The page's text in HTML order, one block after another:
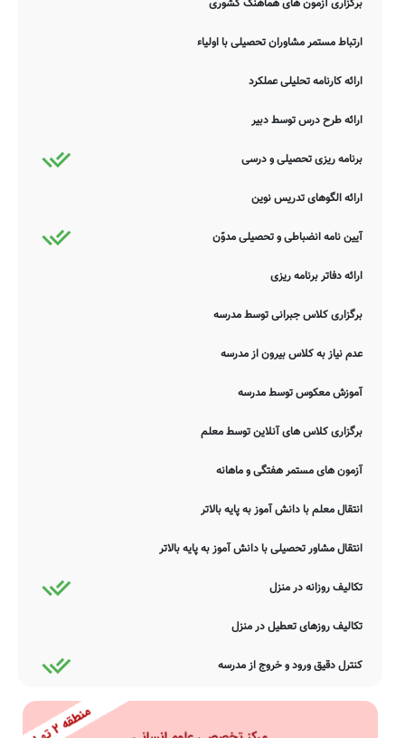
این خصوص دارید عمیقاً خواهشمندیم ما را جهت اصلاح و تکمیل این
نظرات تکمیل کننده شما می باشد.
برگزاری آزمون های هماهنگ کشوری
ارتباط مستمر مشاوران تحصیلی با اولیاء
ارائه کارنامه تحلیلی عملکرد
ارائه طرح درس توسط دبیر
برنامه ریزی تحصیلی و درسی
ارائه الگوهای تدریس نوین
آیین نامه انضباطی و تحصیلی مدوّن
ارائه دفاتر برنامه ریزی
برگزاری کلاس جبرانی توسط مدرسه
عدم نیاز به کلاس بیرون از مدرسه
آموزش معکوس توسط مدرسه
برگزاری کلاس های آنلاین توسط معلم
آزمون های مستمر هفتگی و ماهانه
انتقال معلم با دانش آموز به پایه بالاتر
انتقال مشاور تحصیلی با دانش آموز به پایه بالاتر
تکالیف روزانه در منزل
تکالیف روزهای تعطیل در منزل
کنترل دقیق ورود و خروج از مدرسه